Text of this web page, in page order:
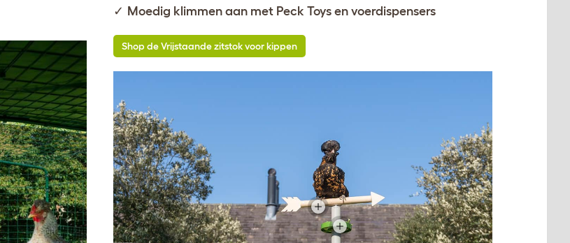
Moedig klimmen aan met Peck Toys en voerdispensers
Shop de Vrijstaande zitstok voor kippen